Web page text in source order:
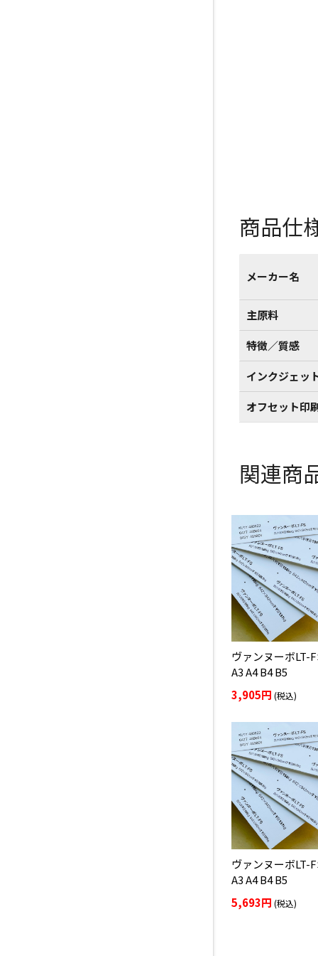
商品仕
メーカー名
主原料
特徴／質感
インクジェッ
オフセット印
関連商
ヴァンヌーボLT-
A3 A4 B4 B5
3,905円(税込)
ヴァンヌーボLT-
A3 A4 B4 B5
5,693円(税込)